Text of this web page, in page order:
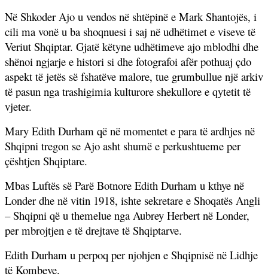
Në Shkoder Ajo u vendos në shtëpinë e Mark Shantojës, i
cili ma vonë u ba shoqnuesi i saj në udhëtimet e viseve të
Veriut Shqiptar. Gjatë këtyne udhëtimeve ajo mblodhi dhe
shënoi ngjarje e histori si dhe fotografoi afër pothuaj çdo
aspekt të jetës së fshatëve malore, tue grumbullue një arkiv
të pasun nga trashigimia kulturore shekullore e qytetit të
vjeter.
Mary Edith Durham që në momentet e para të ardhjes në
Shqipni tregon se Ajo asht shumë e perkushtueme per
çështjen Shqiptare.
Mbas Luftës së Parë Botnore Edith Durham u kthye në
Londer dhe në vitin 1918, ishte sekretare e Shoqatës Angli
– Shqipni që u themelue nga Aubrey Herbert në Londer,
per mbrojtjen e të drejtave të Shqiptarve.
Edith Durham u perpoq per njohjen e Shqipnisë në Lidhje
të Kombeve.